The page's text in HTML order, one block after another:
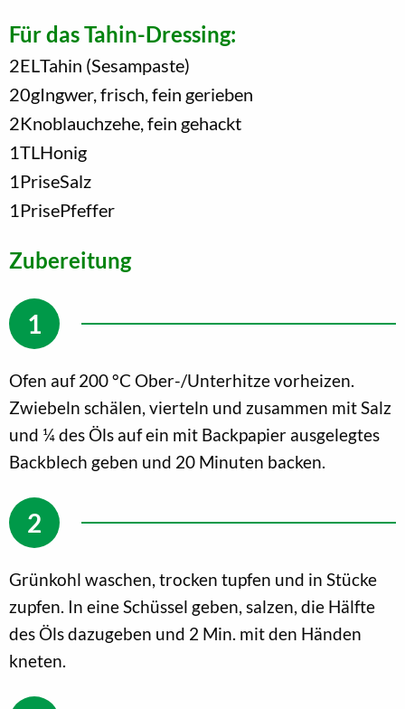
Für das Tahin-Dressing:
2EL Tahin (Sesampaste)
20gIngwer, frisch, fein gerieben
2Knoblauchzehe, fein gehackt
1TL Honig
1 PriseSalz
1 PrisePfeffer
Zubereitung
Ofen auf 200 °C Ober-/Unterhitze vorheizen.
Zwiebeln schälen, vierteln und zusammen mit Salz
und ¼ des Öls auf ein mit Backpapier ausgelegtes
Backblech geben und 20 Minuten backen.
Grünkohl waschen, trocken tupfen und in Stücke
zupfen. In eine Schüssel geben, salzen, die Hälfte
des Öls dazugeben und 2 Min. mit den Händen
kneten.